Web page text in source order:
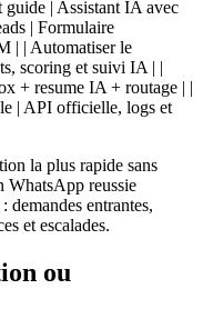
| Assistant IA avec
| Formulaire
| | Automatiser le
scoring et suivi IA | |
+ resume IA + routage | |
| API officielle, logs et
la plus rapide sans
WhatsApp reussie
demandes entrantes,
et escalades.
ou